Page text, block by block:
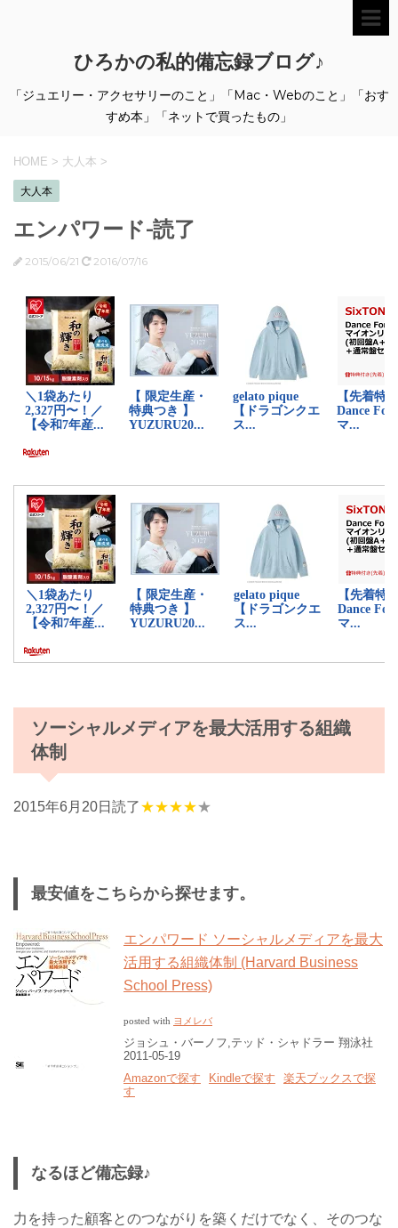
ひろかの私的備忘録ブログ♪
「ジュエリー・アクセサリーのこと」「Mac・Webのこと」「おす
すめ本」「ネットで買ったもの」
HOME > 大人本 >
大人本
エンパワード-読了
2015/06/21 2016/07/16
ソーシャルメディアを最大活用する組織
体制
2015年6月20日読了★★★★★
最安値をこちらから探せます。
エンパワード ソーシャルメディアを最大
活用する組織体制 (Harvard Business
School Press)
posted with ヨメレバ
ジョシュ・バーノフ,テッド・シャドラー 翔泳社
2011-05-19
Amazonで探す
Kindleで探す
楽天ブックスで探
す
なるほど備忘録♪
力を持った顧客とのつながりを築くだけでなく、そのつな